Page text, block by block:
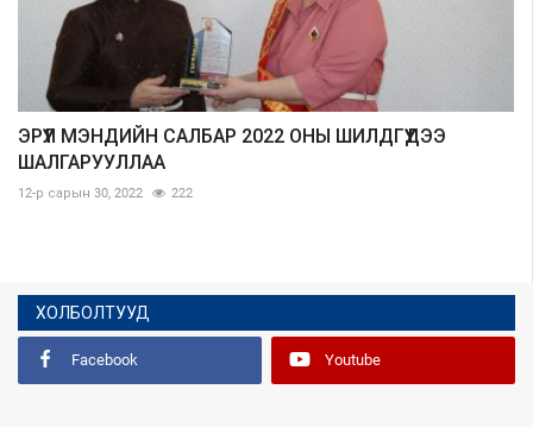
ЭРҮҮЛ МЭНДИЙН САЛБАР 2022 ОНЫ ШИЛДГҮҮДЭЭ
ШАЛГАРУУЛЛАА
12-р сарын 30, 2022 222
ХОЛБОЛТУУД
Facebook Youtube